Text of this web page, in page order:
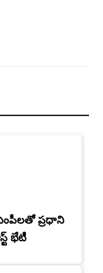
ఎంపీలతో ప్రధాని
భేటీ